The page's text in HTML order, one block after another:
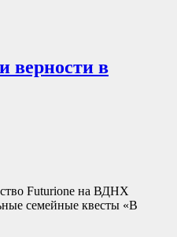
верности в
Futurione на ВДНХ
семейные квесты «В